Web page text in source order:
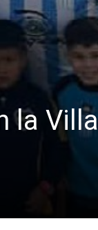
la Villa